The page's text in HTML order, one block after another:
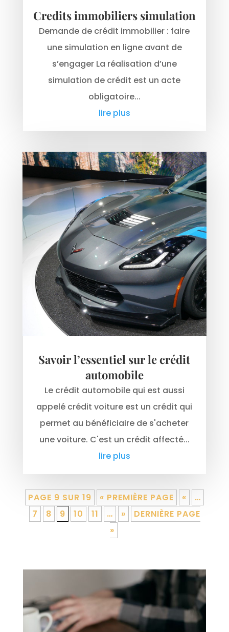
Credits immobiliers simulation
Demande de crédit immobilier : faire
une simulation en ligne avant de
s’engager La réalisation d’une
simulation de crédit est un acte
obligatoire...
lire plus
Savoir l’essentiel sur le crédit
automobile
Le crédit automobile qui est aussi
appelé crédit voiture est un crédit qui
permet au bénéficiaire de s'acheter
une voiture. C'est un crédit affecté...
lire plus
PAGE 9 SUR 19 « PREMIÈRE PAGE «
…
7
8 9 10 11 … »
DERNIÈRE PAGE
»